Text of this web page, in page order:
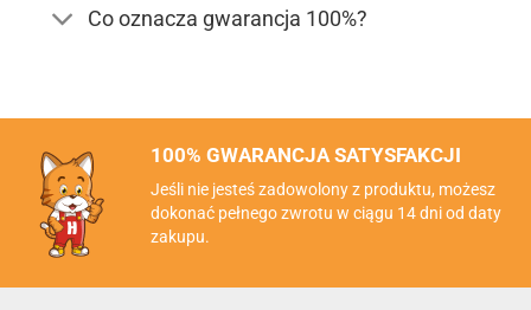
Co oznacza gwarancja 100%?
100% GWARANCJA SATYSFAKCJI
Jeśli nie jesteś zadowolony z produktu, możesz
dokonać pełnego zwrotu w ciągu 14 dni od daty
zakupu.